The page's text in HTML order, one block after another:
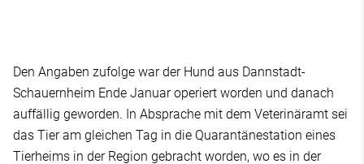
Den Angaben zufolge war der Hund aus Dannstadt-
Schauernheim Ende Januar operiert worden und danach
auffällig geworden. In Absprache mit dem Veterinäramt sei
das Tier am gleichen Tag in die Quarantänestation eines
Tierheims in der Region gebracht worden, wo es in der